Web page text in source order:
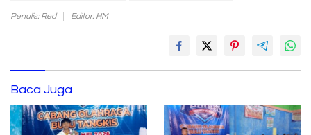
Penulis: Red Editor: HM
Baca Juga